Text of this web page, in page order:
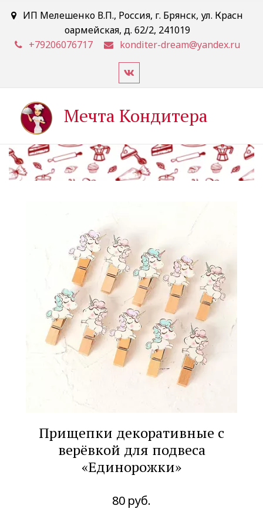
ИП Мелешенко В.П., Россия, г. Брянск, ул. Красн
оармейская, д. 62/2, 241019
+79206076717
konditer-dream@yandex.ru
Мечта Кондитера
Прищепки декоративные с
верёвкой для подвеса
«Единорожки»
80 руб.